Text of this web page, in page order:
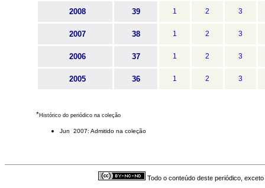
2008 39 1 2 3
2007 38 1 2 3
2006 37 1 2 3
2005 36 1 2 3
*Histórico do periódico na coleção
Jun 2007: Admitido na coleção
Todo o conteúdo deste periódico,